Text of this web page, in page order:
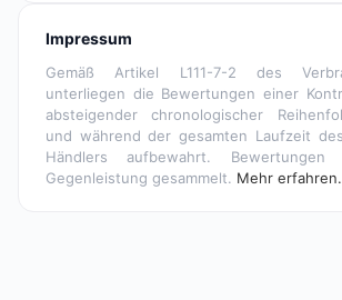
Impressum
Gemäß Artikel L111-7-2 des
unterliegen die Bewertungen einer
absteigender chronologischer
und während der gesamten Laufzeit
Händlers aufbewahrt.
Gegenleistung gesammelt. Mehr